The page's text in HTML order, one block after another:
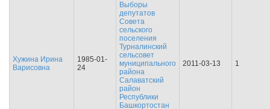
Хужина Ирина
Варисовна
1985-01-
24
Выборы
депутатов
Совета
сельского
поселения
Турналинский
сельсовет
муниципального
района
Салаватский
район
Республики
Башкортостан
2011-03-13 1